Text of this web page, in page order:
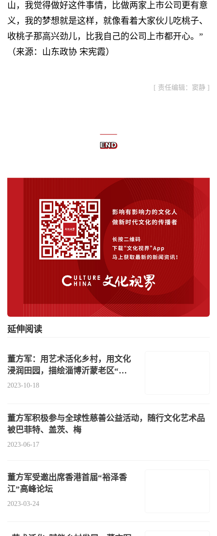
山，我觉得做好这件事情，比做两家上市公司更有意
义，我的梦想就是这样，就像看着大家伙儿吃桃子、
收桃子那高兴劲儿，比我自己的公司上市都开心。”
（来源：山东政协 宋宪霞）
[ 责任编辑：窦静 ]
延伸阅读
董方军：用艺术活化乡村，用文化
浸润田园，描绘淄博沂蒙老区“桃
源山居
2023-10-18
董方军积极参与全球性慈善公益活动，随行文化艺术品
被巴菲特、盖茨、梅
2023-06-17
董方军受邀出席香港首届“裕泽香
江”高峰论坛
2023-03-24